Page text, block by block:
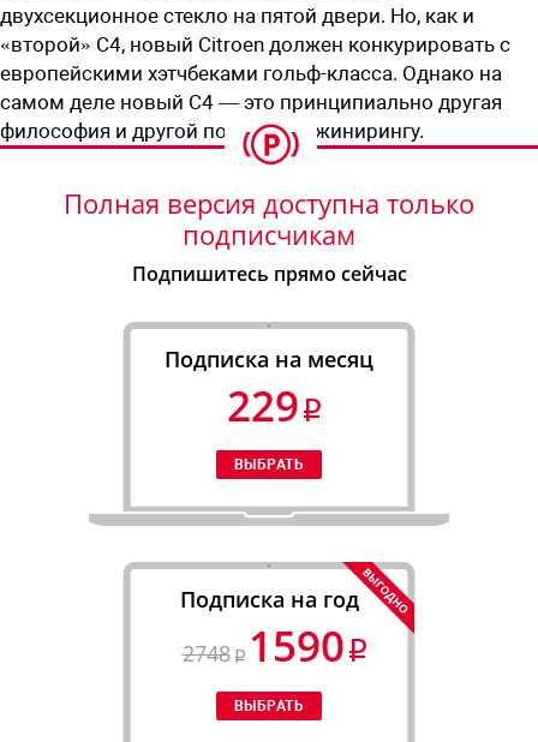
двухсекционное стекло на пятой двери. Но, как и
«второй» С4, новый Citroen должен конкурировать с
европейскими хэтчбеками гольф-класса. Однако на
самом деле новый С4 — это принципиально другая
философия и другой подход к инжинирингу.
Полная версия доступна только
подписчикам
Подпишитесь прямо сейчас
Подписка на месяц
229
Подписка на год
2748
1590